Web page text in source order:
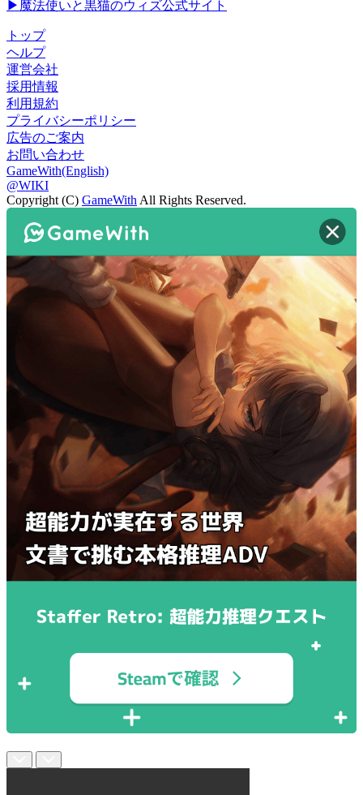
▶魔法使いと黒猫のウィズ公式サイト
トップ
ヘルプ
運営会社
採用情報
利用規約
プライバシーポリシー
広告のご案内
お問い合わせ
GameWith(English)
@WIKI
Copyright (C) GameWith All Rights Reserved.